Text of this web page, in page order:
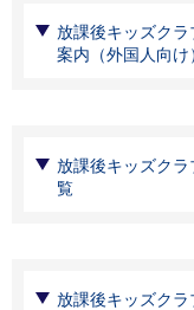
放課後キッズクラ
案内（外国⼈向け
放課後キッズクラ
覧
放課後キッズクラ